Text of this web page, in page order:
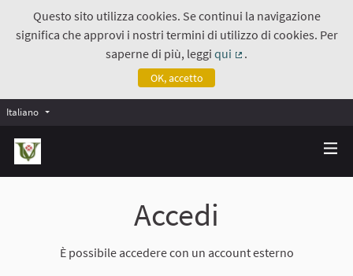
Questo sito utilizza cookies. Se continui la navigazione
significa che approvi i nostri termini di utilizzo di cookies. Per
saperne di più, leggiqui
.
OK, accetto
Italiano
Accedi
È possibile accedere con un account esterno